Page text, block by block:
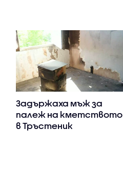
Задържаха мъж за
палеж на кметството
в Тръстеник